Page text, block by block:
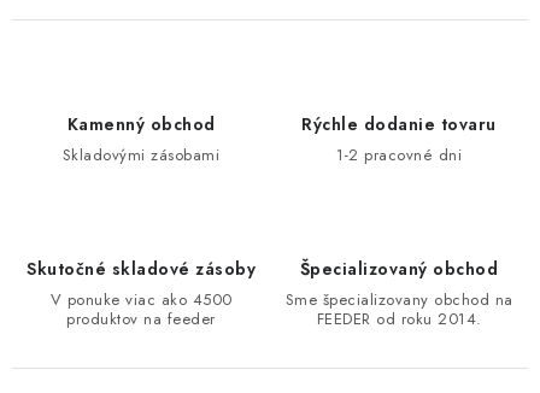
VŠEOBECNÉ NARIADENIE O BEZPEČNOSTI
PRODUKTOV (GPSR)
Doprava Navštívte našu predajňu v MARCELOVEJ »
Kamenný obchod
Skladovými zásobami
Rýchle dodanie tovaru
1-2 pracovné dni
Skutočné skladové zásoby
V ponuke viac ako 4500
produktov na feeder
Špecializovaný obchod
Sme špecializovany obchod na
FEEDER od roku 2014.